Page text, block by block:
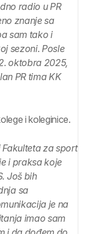
radio u PR
znanje sa
sam tako i
sezoni. Posle
oktobra 2025,
PR tima KK
i koleginice.
za sport
i praksa koje
Još bih
sa
je na
imao sam